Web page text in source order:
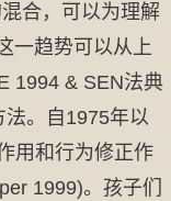
合，可以为理解
一趋势可以从上
1994 & SEN法典
。自1975年以
用和行为修正作
1999)。孩子们